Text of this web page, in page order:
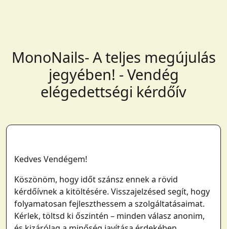
MonoNails- A teljes megújulás
jegyében! - Vendég
elégedettségi kérdőív
Kedves Vendégem!
Köszönöm, hogy időt szánsz ennek a rövid
kérdőívnek a kitöltésére. Visszajelzésed segít, hogy
folyamatosan fejleszthessem a szolgáltatásaimat.
Kérlek, töltsd ki őszintén – minden válasz anonim,